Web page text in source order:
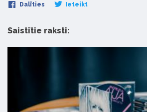
Dalīties Ieteikt
Saistītie raksti: